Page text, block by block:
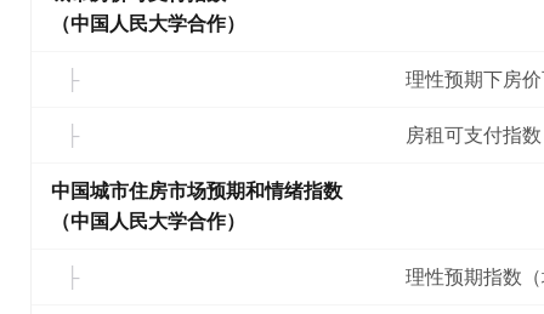
（中国人民大学合作）
理性预期下房
房租可支付指数
中国城市住房市场预期和情绪指数
（中国人民大学合作）
理性预期指数